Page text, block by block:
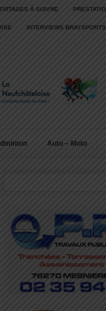
À SUIVRE
INTERVIEWS BRAYSPORTS
Auto – Moto